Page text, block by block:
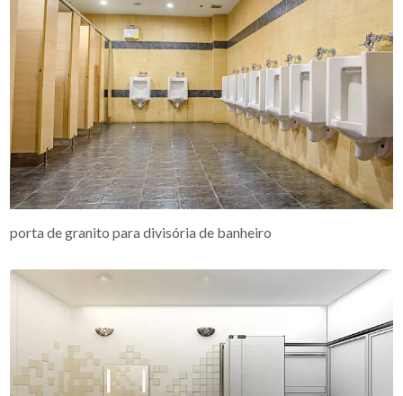
porta de granito para divisória de banheiro